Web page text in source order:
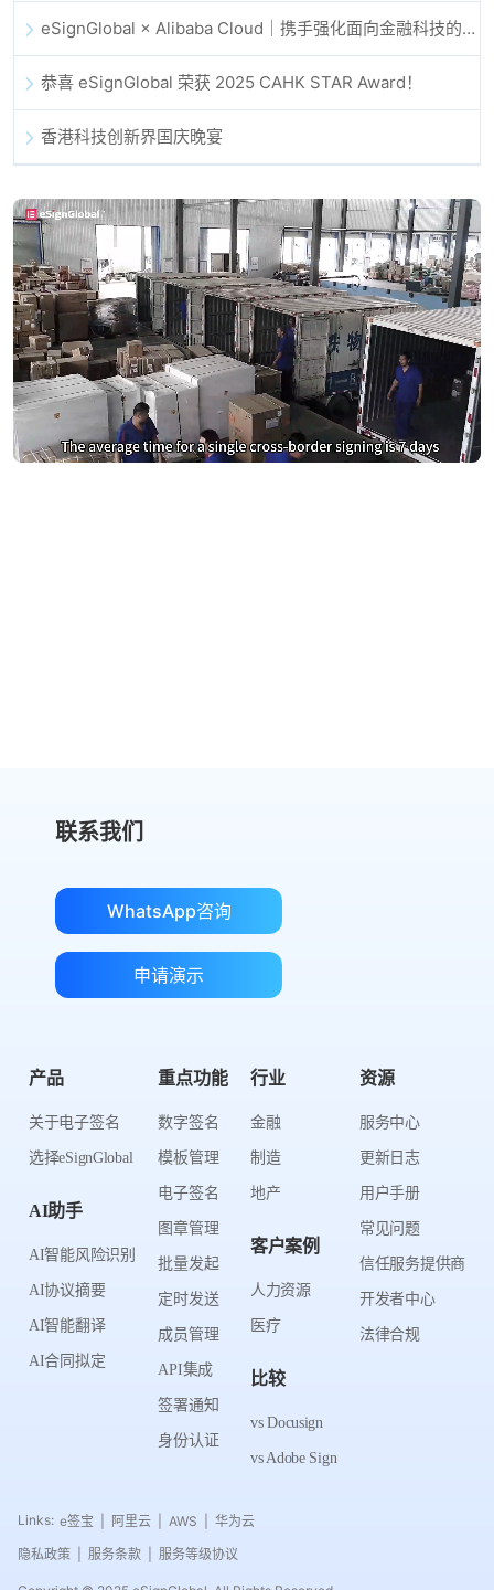
eSignGlobal × Alibaba Cloud｜携手强化面向金融科技的全球数字信任
恭喜 eSignGlobal 荣获 2025 CAHK STAR Award！
香港科技创新界国庆晚宴
联系我们
WhatsApp咨询
申请演示
产品
关于电子签名
选择eSignGlobal
AI助手
AI智能风险识别
AI协议摘要
AI智能翻译
AI合同拟定
重点功能
数字签名
模板管理
电子签名
图章管理
批量发起
定时发送
成员管理
API集成
签署通知
身份认证
行业
金融
制造
地产
客户案例
人力资源
医疗
比较
vs Docusign
vs Adobe Sign
资源
服务中心
更新日志
用户手册
常见问题
信任服务提供商
开发者中心
法律合规
Links: e签宝 阿里云 AWS
华为云
隐私政策
服务条款 服务等级协议